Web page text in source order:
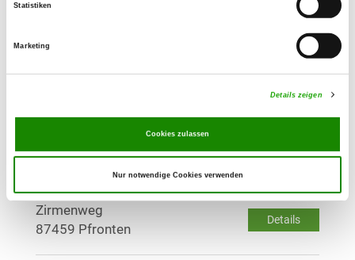
Statistiken
Marketing
Details zeigen
Cookies zulassen
Nur notwendige Cookies verwenden
OG - Memmingen-Alt e.V.
Details
87700 Memmingen
Wolfis 13
OG - Pfronten/Allgäu
Details
Zirmenweg
87459 Pfronten